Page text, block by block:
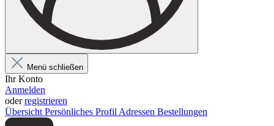
Menü schließen
Ihr Konto
Anmelden
oderregistrieren
Übersicht Persönliches Profil Adressen Bestellungen